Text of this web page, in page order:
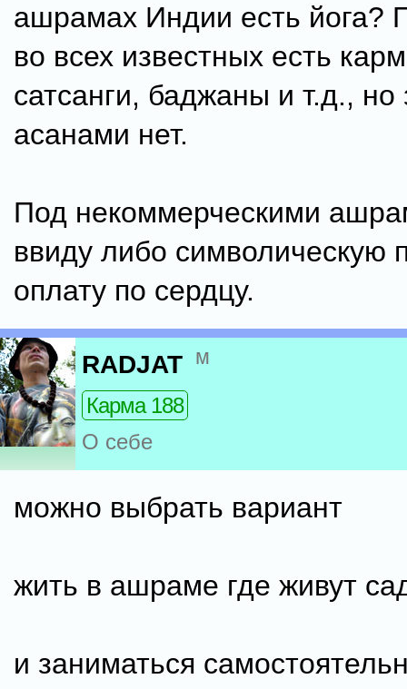
ашрамах Индии есть йога?
во всех известных есть
сатсанги, баджаны и т.д., но
асанами нет.
Под некоммерческими
ввиду либо символическую
оплату по сердцу.
RADJAT м
Карма 188
О себе
можно выбрать вариант
жить в ашраме где живут
и заниматься